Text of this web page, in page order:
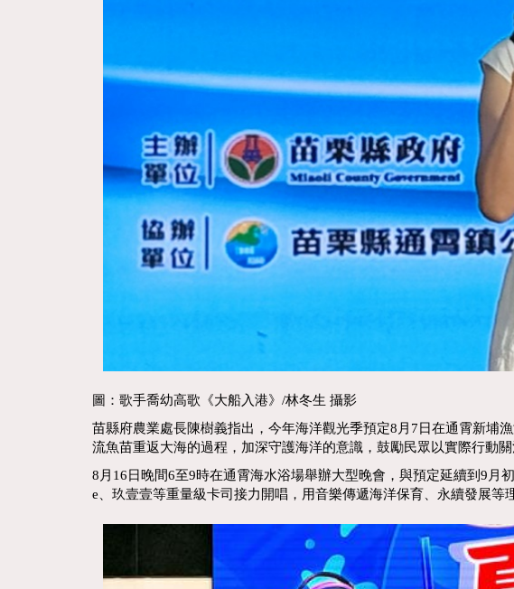
圖：歌手喬幼高歌《大船入港》/林冬生 攝影
苗縣府農業處長陳樹義指出，今年海洋觀光季預定8月7日在通霄新埔
流魚苗重返大海的過程，加深守護海洋的意識，鼓勵民眾以實際行動
8月16日晚間6至9時在通霄海水浴場舉辦大型晚會，與預定延續到9月
e、玖壹壹等重量級卡司接力開唱，用音樂傳遞海洋保育、永續發展